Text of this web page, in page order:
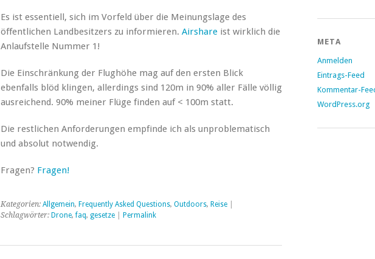
Es ist essentiell, sich im Vorfeld über die Meinungslage des
öffentlichen Landbesitzers zu informieren. Airshareist wirklich die
Anlaufstelle Nummer 1!
Die Einschränkung der Flughöhe mag auf den ersten Blick
ebenfalls blöd klingen, allerdings sind 120m in 90% aller Fälle völlig
ausreichend. 90% meiner Flüge finden auf < 100m statt.
Die restlichen Anforderungen empfinde ich als unproblematisch
und absolut notwendig.
Fragen? Fragen!
Kategorien: Allgemein, Frequently Asked Questions, Outdoors, Reise|
Schlagwörter: Drone,faq, gesetze| Permalink
META
Anmelden
Eintrags-Feed
Kommentar-
WordPress.org